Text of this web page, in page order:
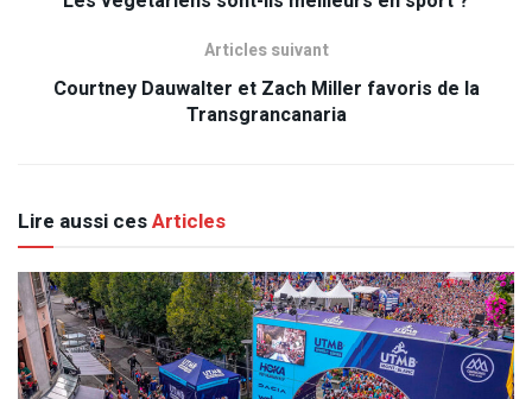
Articles suivant
Courtney Dauwalter et Zach Miller favoris de la
Transgrancanaria
Lire aussi cesArticles